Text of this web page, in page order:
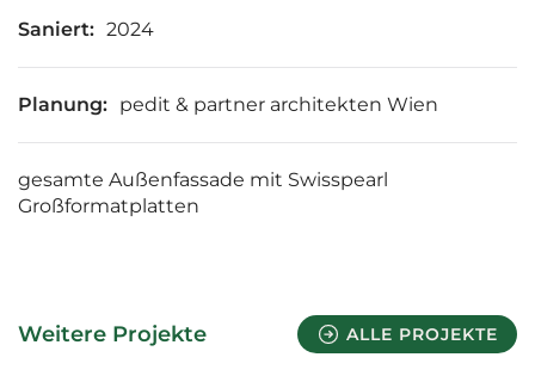
Saniert: 2024
Planung: pedit & partner architekten Wien
gesamte Außenfassade mit Swisspearl
Großformatplatten
Weitere Projekte ALLE PROJEKTE